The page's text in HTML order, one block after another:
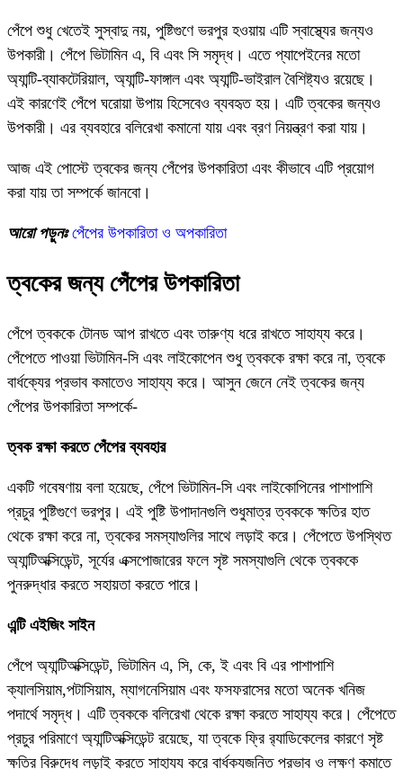
পেঁপে শুধু খেতেই সুস্বাদু নয়, পুষ্টিগুণে ভরপুর হওয়ায় এটি স্বাস্থ্যের জন্যও
উপকারী। পেঁপে ভিটামিন এ, বি এবং সি সমৃদ্ধ। এতে প্যাপেইনের মতো
অ্যান্টি-ব্যাকটেরিয়াল, অ্যান্টি-ফাঙ্গাল এবং অ্যান্টি-ভাইরাল বৈশিষ্ট্যও রয়েছে।
এই কারণেই পেঁপে ঘরোয়া উপায় হিসেবেও ব্যবহৃত হয়। এটি ত্বকের জন্যও
উপকারী। এর ব্যবহারে বলিরেখা কমানো যায় এবং ব্রণ নিয়ন্ত্রণ করা যায়।
আজ এই পোস্টে ত্বকের জন্য পেঁপের উপকারিতা এবং কীভাবে এটি প্রয়োগ
করা যায় তা সম্পর্কে জানবো।
আরো পড়ুনঃ পেঁপের উপকারিতা ও অপকারিতা
ত্বকের জন্য পেঁপের উপকারিতা
পেঁপে ত্বককে টোনড আপ রাখতে এবং তারুণ্য ধরে রাখতে সাহায্য করে।
পেঁপেতে পাওয়া ভিটামিন-সি এবং লাইকোপেন শুধু ত্বককে রক্ষা করে না, ত্বকে
বার্ধক্যের প্রভাব কমাতেও সাহায্য করে। আসুন জেনে নেই ত্বকের জন্য
পেঁপের উপকারিতা সম্পর্কে-
ত্বক রক্ষা করতে পেঁপের ব্যবহার
একটি গবেষণায় বলা হয়েছে, পেঁপে ভিটামিন-সি এবং লাইকোপিনের পাশাপাশি
প্রচুর পুষ্টিগুণে ভরপুর। এই পুষ্টি উপাদানগুলি শুধুমাত্র ত্বককে ক্ষতির হাত
থেকে রক্ষা করে না, ত্বকের সমস্যাগুলির সাথে লড়াই করে। পেঁপেতে উপস্থিত
অ্যান্টিঅক্সিডেন্ট, সূর্যের এক্সপোজারের ফলে সৃষ্ট সমস্যাগুলি থেকে ত্বককে
পুনরুদ্ধার করতে সহায়তা করতে পারে।
এন্টি এইজিং সাইন
পেঁপে অ্যান্টিঅক্সিডেন্ট, ভিটামিন এ, সি, কে, ই এবং বি এর পাশাপাশি
ক্যালসিয়াম,পটাসিয়াম, ম্যাগনেসিয়াম এবং ফসফরাসের মতো অনেক খনিজ
পদার্থে সমৃদ্ধ। এটি ত্বককে বলিরেখা থেকে রক্ষা করতে সাহায্য করে। পেঁপেতে
প্রচুর পরিমাণে অ্যান্টিঅক্সিডেন্ট রয়েছে, যা ত্বকে ফ্রি র‍্যাডিকেলের কারণে সৃষ্ট
ক্ষতির বিরুদ্ধে লড়াই করতে সাহায্য করে বার্ধক্যজনিত প্রভাব ও লক্ষণ কমাতে